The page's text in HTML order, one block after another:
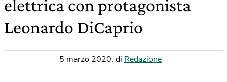
elettrica con protagonista
Leonardo DiCaprio
5 marzo 2020, di Redazione